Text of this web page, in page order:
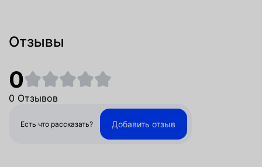
Отзывы
0
0 Отзывов
Есть что рассказать? Добавить отзыв